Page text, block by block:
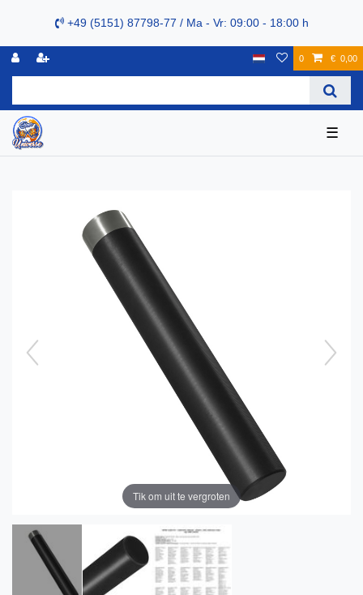
+49 (5151) 87798-77 / Ma - Vr: 09:00 - 18:00 h
0 € 0,00
☰
Tik om uit te vergroten